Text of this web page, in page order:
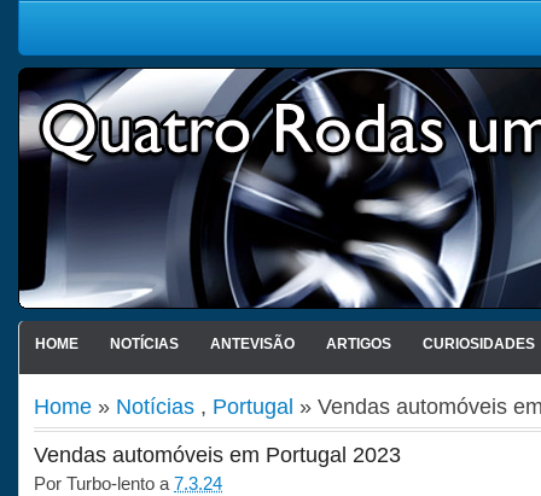
HOME NOTÍCIAS ANTEVISÃO ARTIGOS CURIOSIDADES
Home » Notícias , Portugal » Vendas automóveis
Vendas automóveis em Portugal 2023
Por Turbo-lento a 7.3.24